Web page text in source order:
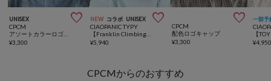
UNISEX 
CPCM
¥3,300
NEW コラボ UNISEX 
CIAOPANIC TYPY
¥5,940

CPCM
配色ロゴキャップ
¥3,300
一部予
¥
CPCMからのおすすめ